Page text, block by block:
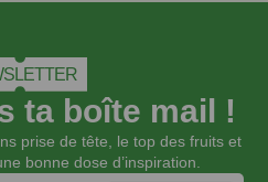
ta boîte mail !
prise de tête, le top des fruits et
bonne dose d’inspiration.